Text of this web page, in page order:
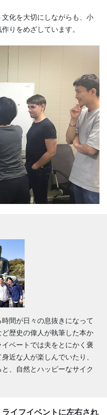
文化を大切にしながらも、小
りをめざしています。
間が日々の息抜きになって
歴史の偉人が執筆した本か
ベートでは夫をとにかく褒
近な人が楽しんでいたり、
、自然とハッピーなサイク
イフイベントに左右され